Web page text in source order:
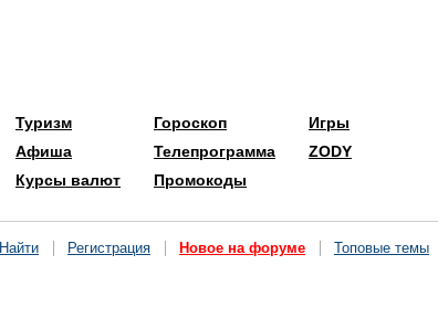
Туризм
Афиша
Курсы валют
Гороскоп
Телепрограмма
Промокоды
Игры
ZODY
Найти Регистрация Новое на форуме Топовые темы